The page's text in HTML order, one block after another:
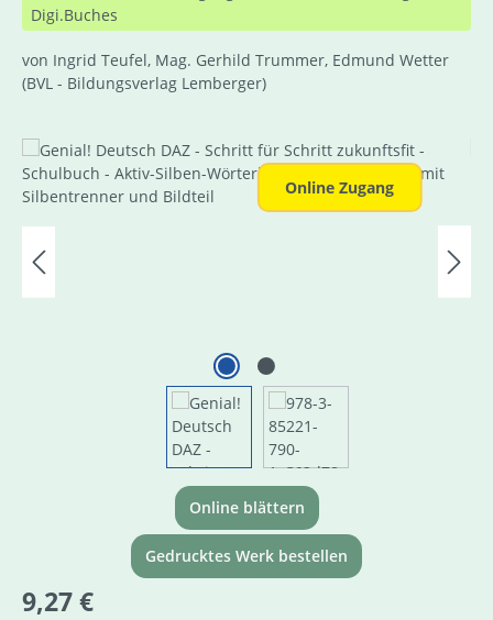
Digi.Buches
von Ingrid Teufel, Mag. Gerhild Trummer, Edmund Wetter
(BVL - Bildungsverlag Lemberger)
Bildergalerie überspringen
Online Zugang
Online blättern
Gedrucktes Werk bestellen
Regulärer Preis:
9,27 €